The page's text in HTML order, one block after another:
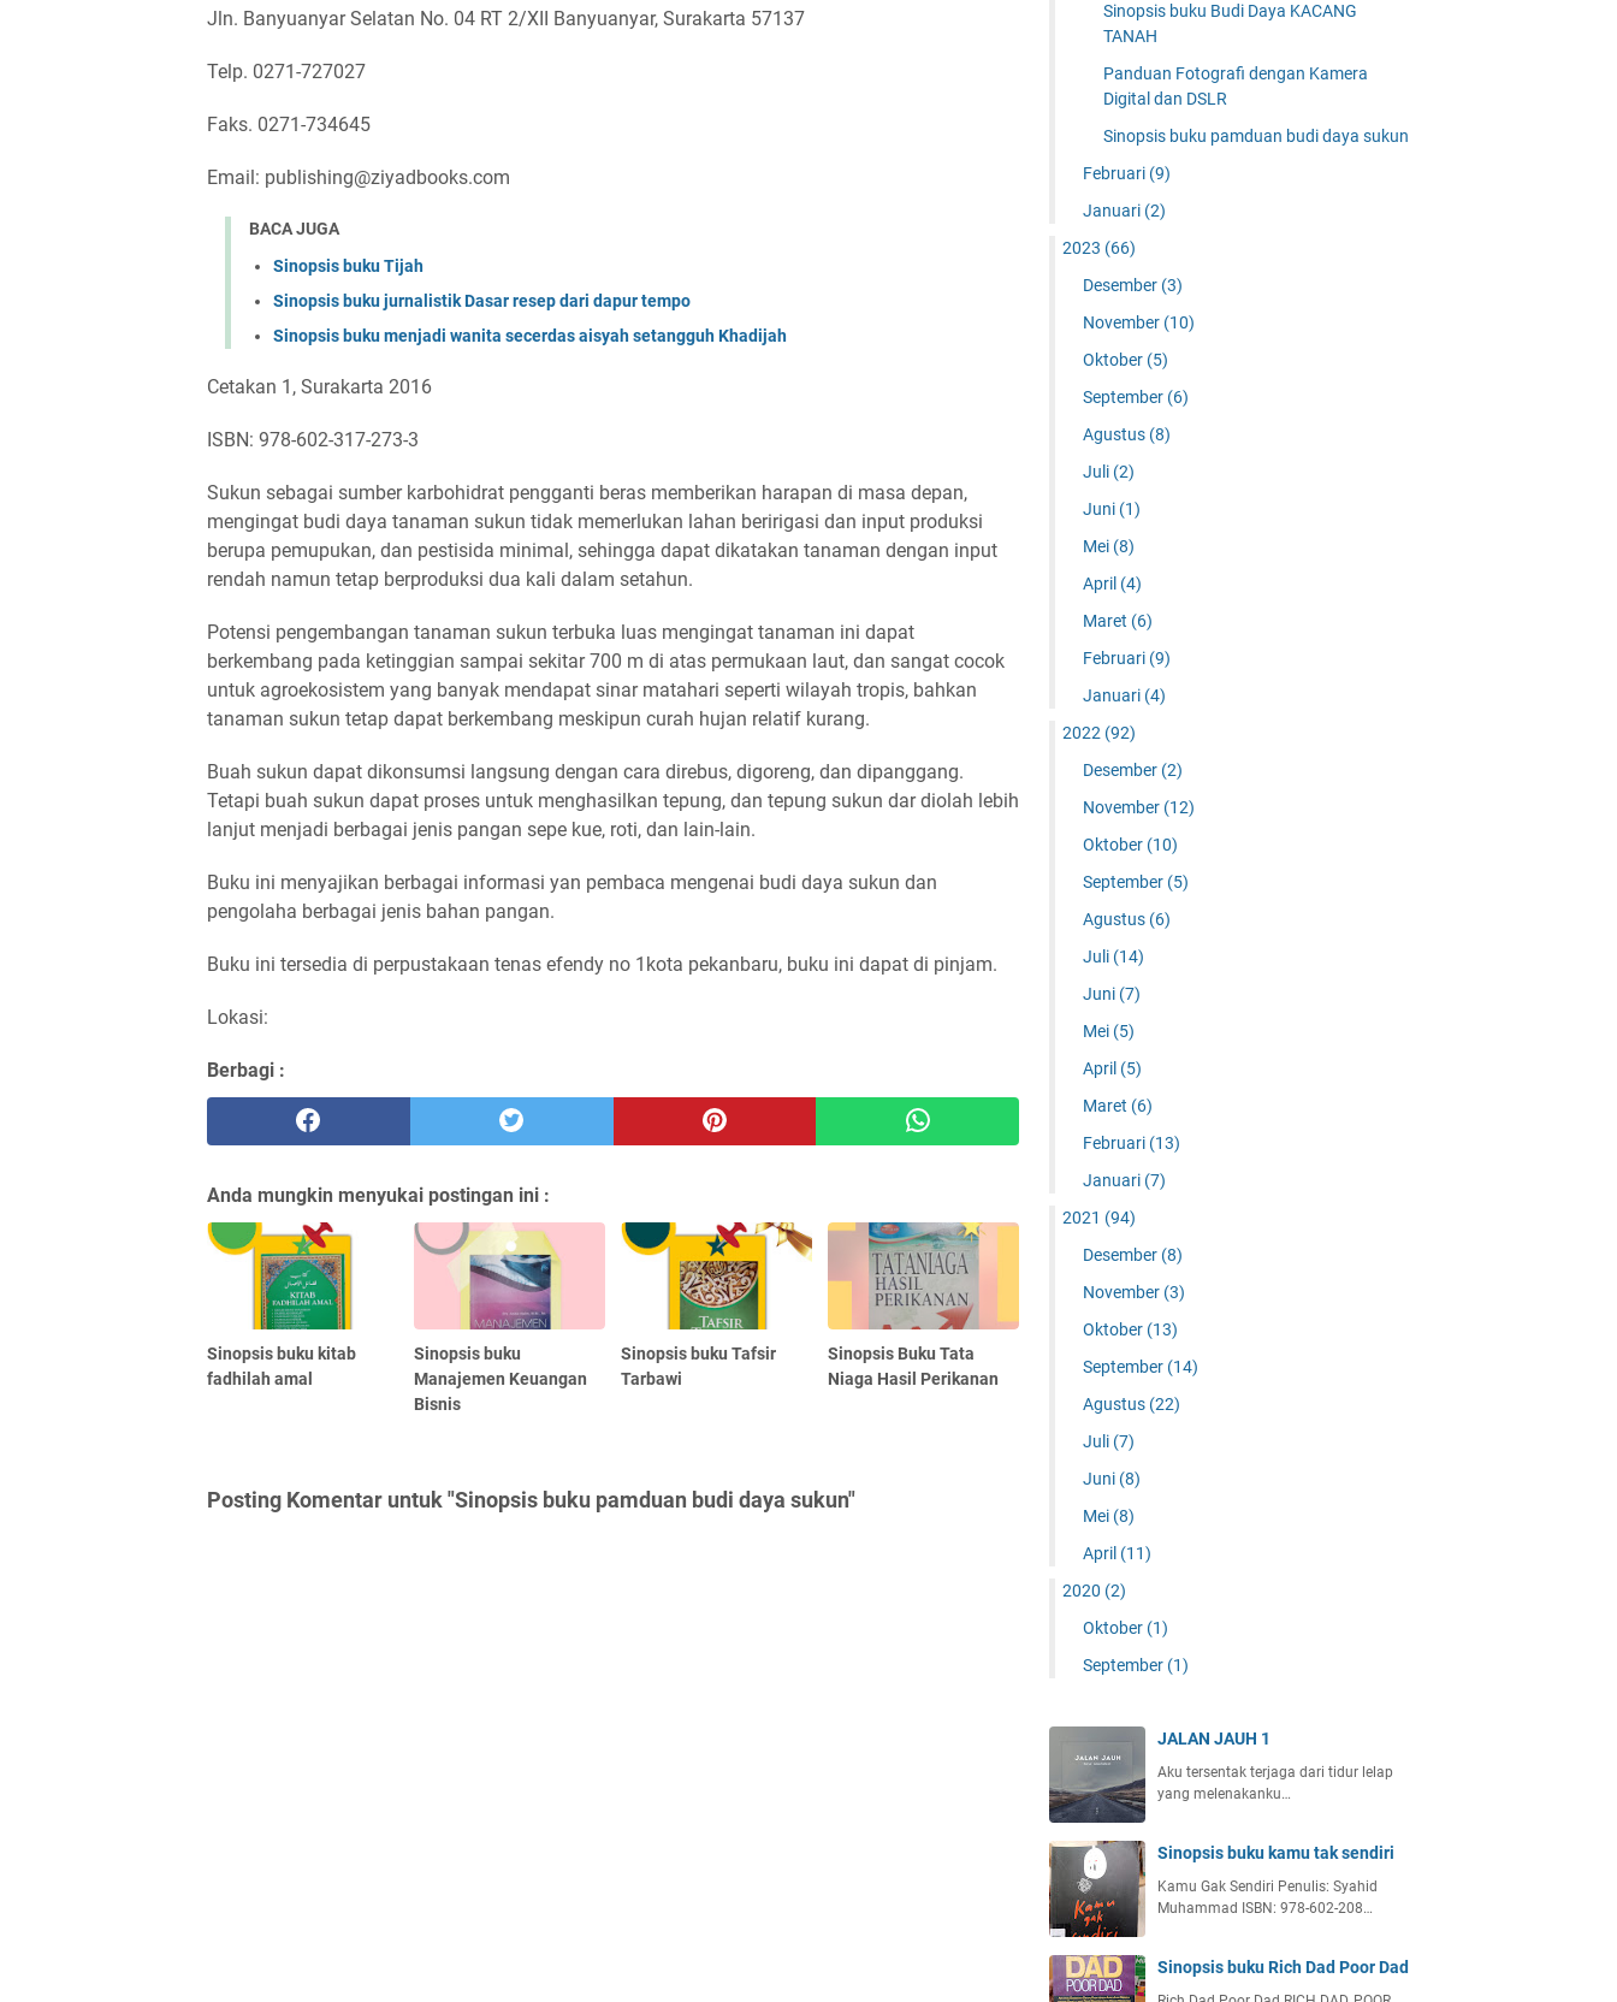
Jln. Banyuanyar Selatan No. 04 RT 2/XII Banyuanyar, Surakarta 57137
Telp. 0271-727027
Faks. 0271-734645
Email: publishing@ziyadbooks.com
BACA JUGA
Sinopsis buku Tijah
Sinopsis buku jurnalistik Dasar resep dari dapur tempo
Sinopsis buku menjadi wanita secerdas aisyah setangguh Khadijah
Cetakan 1, Surakarta 2016
ISBN: 978-602-317-273-3
Sukun sebagai sumber karbohidrat pengganti beras memberikan harapan di masa depan,
mengingat budi daya tanaman sukun tidak memerlukan lahan beririgasi dan input produksi
berupa pemupukan, dan pestisida minimal, sehingga dapat dikatakan tanaman dengan input
rendah namun tetap berproduksi dua kali dalam setahun.
Potensi pengembangan tanaman sukun terbuka luas mengingat tanaman ini dapat
berkembang pada ketinggian sampai sekitar 700 m di atas permukaan laut, dan sangat cocok
untuk agroekosistem yang banyak mendapat sinar matahari seperti wilayah tropis, bahkan
tanaman sukun tetap dapat berkembang meskipun curah hujan relatif kurang.
Buah sukun dapat dikonsumsi langsung dengan cara direbus, digoreng, dan dipanggang.
Tetapi buah sukun dapat proses untuk menghasilkan tepung, dan tepung sukun dar diolah lebih
lanjut menjadi berbagai jenis pangan sepe kue, roti, dan lain-lain.
Buku ini menyajikan berbagai informasi yan pembaca mengenai budi daya sukun dan
pengolaha berbagai jenis bahan pangan.
Buku ini tersedia di perpustakaan tenas efendy no 1kota pekanbaru, buku ini dapat di pinjam.
Lokasi:
Berbagi :
Anda mungkin menyukai postingan ini :
Sinopsis buku kitab
fadhilah amal
Sinopsis buku
Manajemen Keuangan
Bisnis
Sinopsis buku Tafsir
Tarbawi
Sinopsis Buku Tata
Niaga Hasil Perikanan
Posting Komentar untuk "Sinopsis buku pamduan budi daya sukun"
Sinopsis buku Budi Daya KACANG
TANAH
Panduan Fotografi dengan Kamera
Digital dan DSLR
Sinopsis buku pamduan budi daya sukun
Februari (9)
Januari (2)
2023 (66)
Desember (3)
November (10)
Oktober (5)
September (6)
Agustus (8)
Juli (2)
Juni (1)
Mei (8)
April (4)
Maret (6)
Februari (9)
Januari (4)
2022 (92)
Desember (2)
November (12)
Oktober (10)
September (5)
Agustus (6)
Juli (14)
Juni (7)
Mei (5)
April (5)
Maret (6)
Februari (13)
Januari (7)
2021 (94)
Desember (8)
November (3)
Oktober (13)
September (14)
Agustus (22)
Juli (7)
Juni (8)
Mei (8)
April (11)
2020 (2)
Oktober (1)
September (1)
JALAN JAUH 1
Aku tersentak terjaga dari tidur lelap
yang melenakanku…
Sinopsis buku kamu tak sendiri
Kamu Gak Sendiri Penulis: Syahid
Muhammad ISBN: 978-602-208…
Sinopsis buku Rich Dad Poor Dad